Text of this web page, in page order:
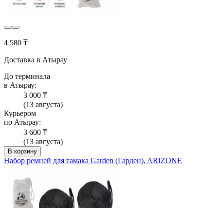
4 580 ₸
Доставка в Атырау
До терминала
в Атырау:
3 000 ₸
(13 августа)
Курьером
по Атырау:
3 600 ₸
(13 августа)
В корзину
Набор ремней для гамака Garden (Гарден), ARIZONE